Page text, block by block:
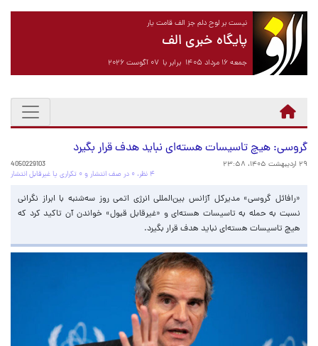
نیست بر لوح دلم جز الف قامت یار
پایگاه خبری الف
جمعه ۱۶ مرداد ۱۴۰۵ برابر با ۰۷ آگوست ۲۰۲۶
گروسی: هیچ تاسیسات هسته‌ای نباید هدف قرار بگیرد
۲۹ اردیبهشت ۱۴۰۵، ۲۳:۵۸
4050229103
۴ نظر، ۰ در صف انتشار و ۰ تکراری یا غیرقابل انتشار
«رافائل گروسی» مدیرکل آژانس بین‌المللی انرژی اتمی روز سه‌شنبه با ابراز نگرانی
نسبت به حمله به تاسیسات هسته‌ای و «غیرقابل قبول» خواندن آن تاکید کرد که
هیچ تاسیسات هسته‌ای نباید هدف قرار بگیرد.